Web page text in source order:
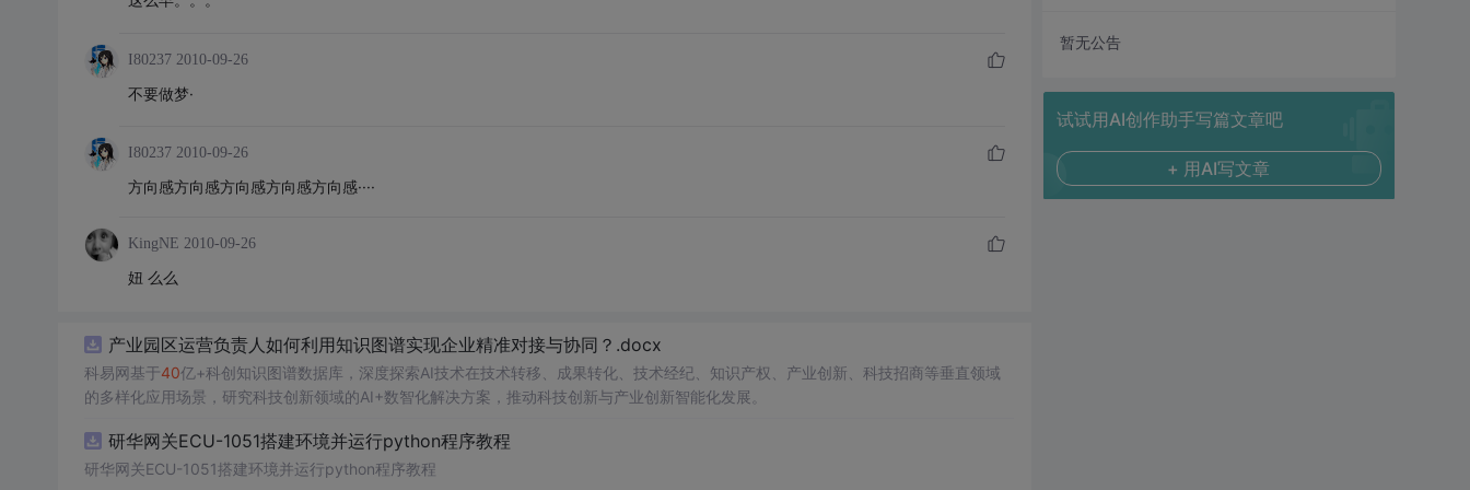
I80237 2010-09-26
不要做梦·
I80237 2010-09-26
方向感方向感方向感方向感方向感····
KingNE 2010-09-26
妞 么么
产业园区运营负责人如何利用知识图谱实现企业精准对接与协同？.docx
科易网基于40亿+科创知识图谱数据库，深度探索AI技术在技术转移、成果转化、技术经纪、知识产权、产业创新、科技招商等垂直领域
的多样化应用场景，研究科技创新领域的AI+数智化解决方案，推动科技创新与产业创新智能化发展。
研华网关ECU-1051搭建环境并运行python程序教程
研华网关ECU-1051搭建环境并运行python程序教程
暂无公告
试试用AI创作助手写篇文章吧
+ 用AI写文章